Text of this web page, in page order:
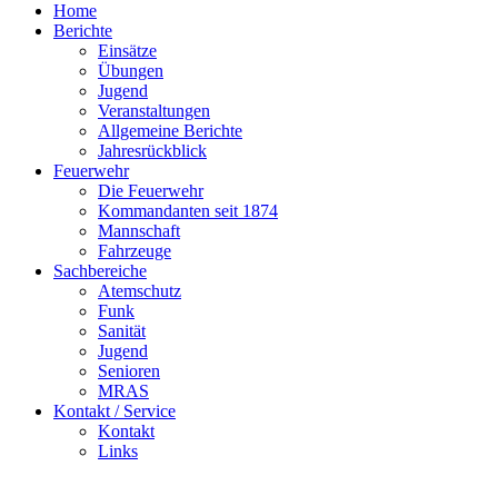
Home
Berichte
Einsätze
Übungen
Jugend
Veranstaltungen
Allgemeine Berichte
Jahresrückblick
Feuerwehr
Die Feuerwehr
Kommandanten seit 1874
Mannschaft
Fahrzeuge
Sachbereiche
Atemschutz
Funk
Sanität
Jugend
Senioren
MRAS
Kontakt / Service
Kontakt
Links